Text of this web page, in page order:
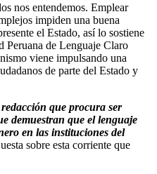
nos entendemos. Emplear
impiden una buena
el Estado, así lo sostiene
Peruana de Lenguaje Claro
viene impulsando una
de parte del Estado y
que procura ser
demuestran que el lenguaje
en las instituciones del
sobre esta corriente que